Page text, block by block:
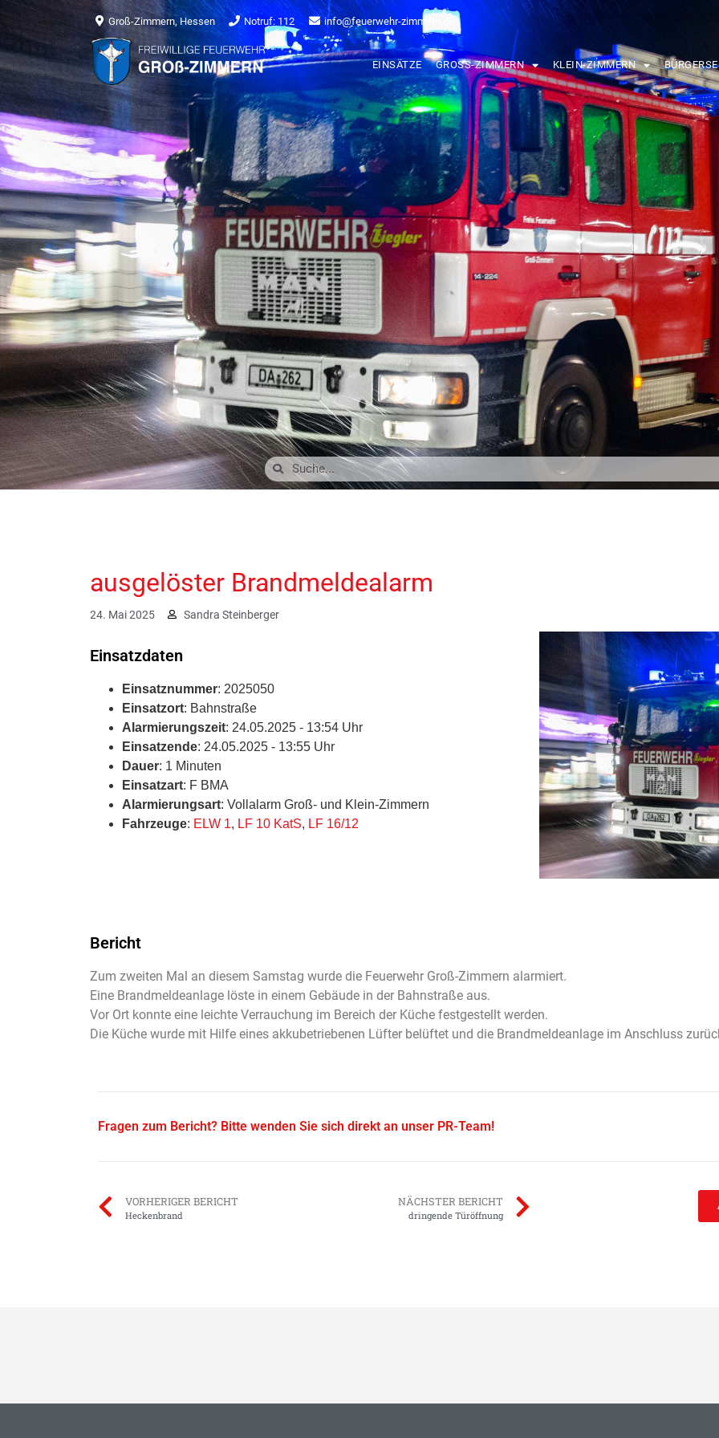
Groß-Zimmern, Hessen Notruf: 112 info@feuerwehr-zimmern.de
EINSÄTZE GROSS-ZIMMERN KLEIN-ZIMMERN
ausgelöster Brandmeldealarm
24. Mai 2025 Sandra Steinberger
Einsatzdaten
Einsatznummer: 2025050
Einsatzort: Bahnstraße
Alarmierungszeit: 24.05.2025 - 13:54 Uhr
Einsatzende: 24.05.2025 - 13:55 Uhr
Dauer: 1 Minuten
Einsatzart: F BMA
Alarmierungsart: Vollalarm Groß- und Klein-Zimmern
Fahrzeuge: ELW 1, LF 10 KatS, LF 16/12
Bericht
Zum zweiten Mal an diesem Samstag wurde die Feuerwehr Groß-Zimmern alarmiert.
Eine Brandmeldeanlage löste in einem Gebäude in der Bahnstraße aus.
Vor Ort konnte eine leichte Verrauchung im Bereich der Küche festgestellt werden.
Die Küche wurde mit Hilfe eines akkubetriebenen Lüfter belüftet und die Brandmeldeanlage im Anschluss
Fragen zum Bericht? Bitte wenden Sie sich direkt an unser PR-Team!
VORHERIGER BERICHT
Heckenbrand
NÄCHSTER BERICHT
dringende Türöffnung